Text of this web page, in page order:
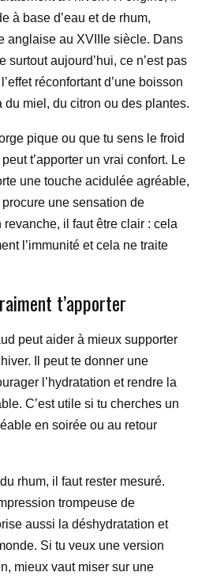
à base d’eau et de rhum,
anglaise au XVIIIe siècle. Dans
surtout aujourd’hui, ce n’est pas
réconfortant d’une boisson
miel, du citron ou des plantes.
pique ou que tu sens le froid
t’apporter un vrai confort. Le
une touche acidulée agréable,
une sensation de
il faut être clair : cela
l’immunité et cela ne traite
t’apporter
peut aider à mieux supporter
Il peut te donner une
l’hydratation et rendre la
C’est utile si tu cherches un
en soirée ou au retour
rhum, il faut rester mesuré.
trompeuse de
aussi la déshydratation et
Si tu veux une version
mieux vaut miser sur une